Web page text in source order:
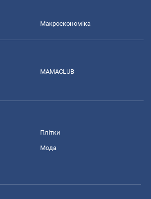
Макроекономіка
MAMACLUB
Плітки
Мода